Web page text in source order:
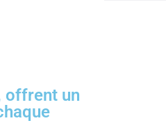
offrent un